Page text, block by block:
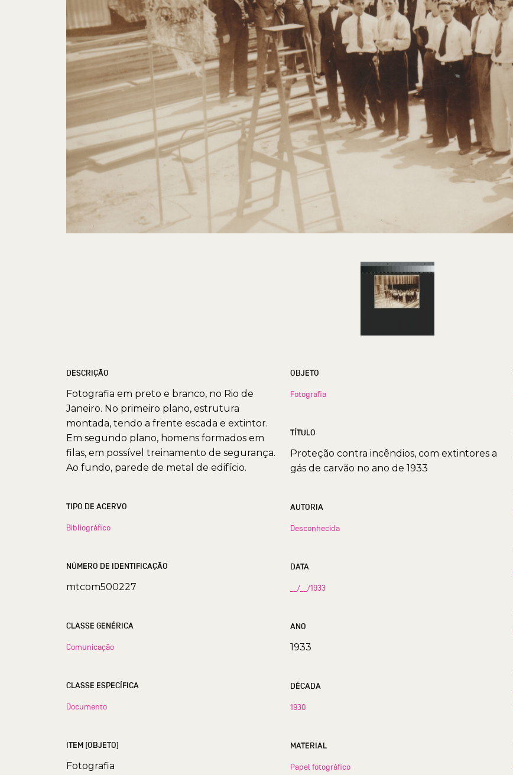
DESCRIÇÃO
Fotografia em preto e branco, no Rio de
Janeiro. No primeiro plano, estrutura
montada, tendo a frente escada e extintor.
Em segundo plano, homens formados em
filas, em possível treinamento de segurança.
Ao fundo, parede de metal de edifício.
TIPO DE ACERVO
Bibliográfico
NÚMERO DE IDENTIFICAÇÃO
mtcom500227
CLASSE GENÉRICA
Comunicação
CLASSE ESPECÍFICA
Documento
ITEM (OBJETO)
Fotografia
OBJETO
Fotografia
TÍTULO
Proteção contra incêndios, com extintores a
gás de carvão no ano de 1933
AUTORIA
Desconhecida
DATA
__/__/1933
ANO
1933
DÉCADA
1930
MATERIAL
Papel fotográfico